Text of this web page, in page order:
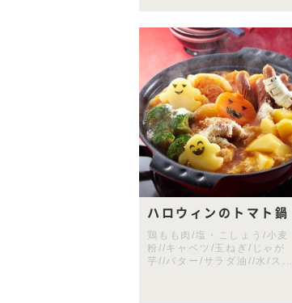
ハロウィンのトマト鍋
鶏もも肉/塩・こしょう/小麦
粉//キャベツ/玉ねぎ/じゃが
芋//バター/サラダ油//水/ス...